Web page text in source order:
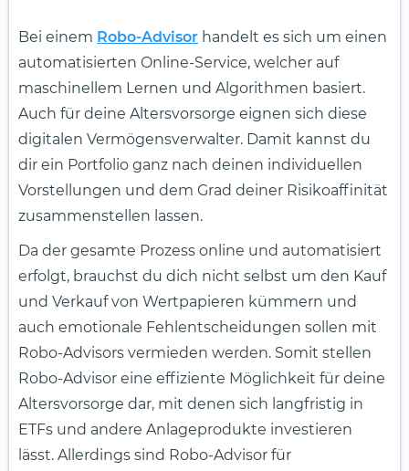
Bei einem Robo-Advisor handelt es sich um einen
automatisierten Online-Service, welcher auf
maschinellem Lernen und Algorithmen basiert.
Auch für deine Altersvorsorge eignen sich diese
digitalen Vermögensverwalter. Damit kannst du
dir ein Portfolio ganz nach deinen individuellen
Vorstellungen und dem Grad deiner Risikoaffinität
zusammenstellen lassen.
Da der gesamte Prozess online und automatisiert
erfolgt, brauchst du dich nicht selbst um den Kauf
und Verkauf von Wertpapieren kümmern und
auch emotionale Fehlentscheidungen sollen mit
Robo-Advisors vermieden werden. Somit stellen
Robo-Advisor eine effiziente Möglichkeit für deine
Altersvorsorge dar, mit denen sich langfristig in
ETFs und andere Anlageprodukte investieren
lässt. Allerdings sind Robo-Advisor für